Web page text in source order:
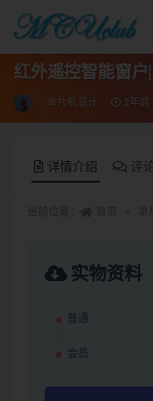
红外遥控智能窗
单片机设计 2年前
详情介绍 评
实物资料
普通
会员